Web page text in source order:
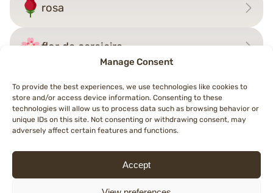
Manage Consent
To provide the best experiences, we use technologies like cookies to
store and/or access device information. Consenting to these
technologies will allow us to process data such as browsing behavior or
unique IDs on this site. Not consenting or withdrawing consent, may
adversely affect certain features and functions.
Accept
rosa
flor de cerejeira
Navegação
de
←pimentaflor de cerejeira→
Cookie Policy (EU)